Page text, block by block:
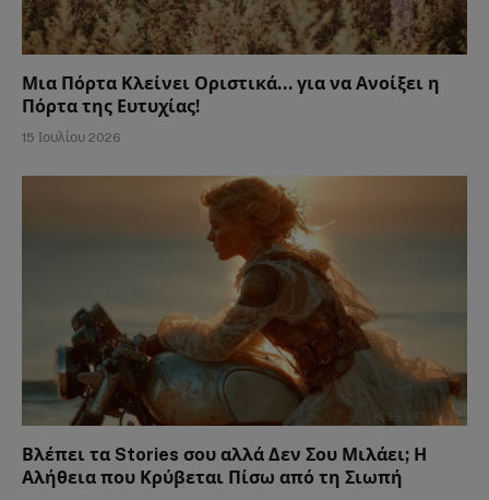
Μια Πόρτα Κλείνει Οριστικά… για να Ανοίξει η
Πόρτα της Ευτυχίας!
15 Ιουλίου 2026
Βλέπει τα Stories σου αλλά Δεν Σου Μιλάει; Η
Αλήθεια που Κρύβεται Πίσω από τη Σιωπή